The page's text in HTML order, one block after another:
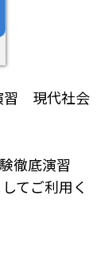
習 現代社会
徹底演習
てご利用く